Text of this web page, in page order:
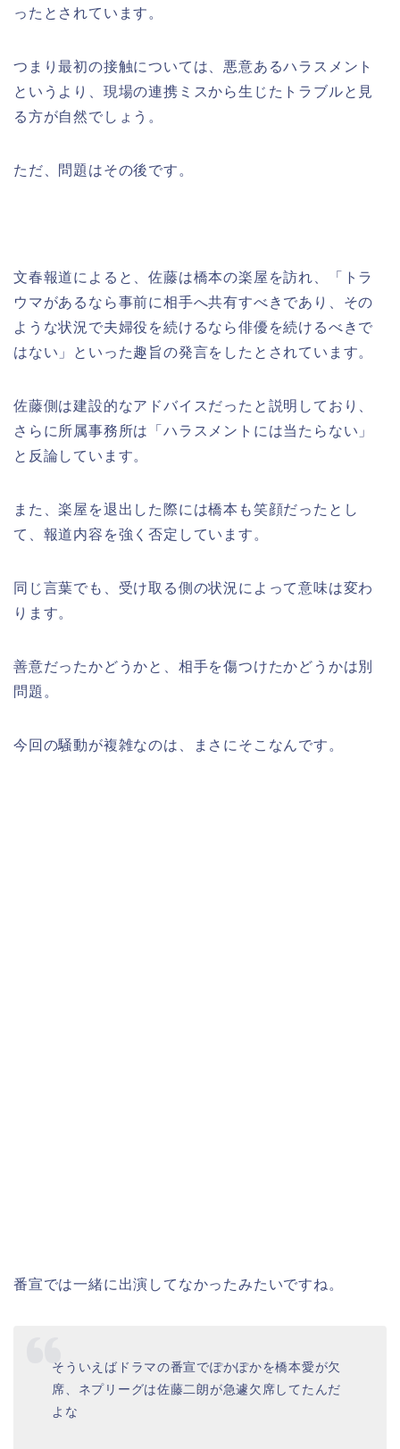
ったとされています。
つまり最初の接触については、悪意あるハラスメント
というより、現場の連携ミスから生じたトラブルと見
る方が自然でしょう。
ただ、問題はその後です。
文春報道によると、佐藤は橋本の楽屋を訪れ、「トラ
ウマがあるなら事前に相手へ共有すべきであり、その
ような状況で夫婦役を続けるなら俳優を続けるべきで
はない」といった趣旨の発言をしたとされています。
佐藤側は建設的なアドバイスだったと説明しており、
さらに所属事務所は「ハラスメントには当たらない」
と反論しています。
また、楽屋を退出した際には橋本も笑顔だったとし
て、報道内容を強く否定しています。
同じ言葉でも、受け取る側の状況によって意味は変わ
ります。
善意だったかどうかと、相手を傷つけたかどうかは別
問題。
今回の騒動が複雑なのは、まさにそこなんです。
番宣では一緒に出演してなかったみたいですね。
そういえばドラマの番宣でぽかぽかを橋本愛が欠
席、ネプリーグは佐藤二朗が急遽欠席してたんだ
よな